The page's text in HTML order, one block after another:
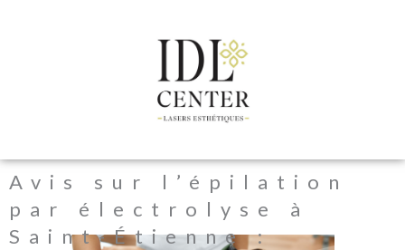
Avis sur l’épilation
par électrolyse à
Saint-Étienne :